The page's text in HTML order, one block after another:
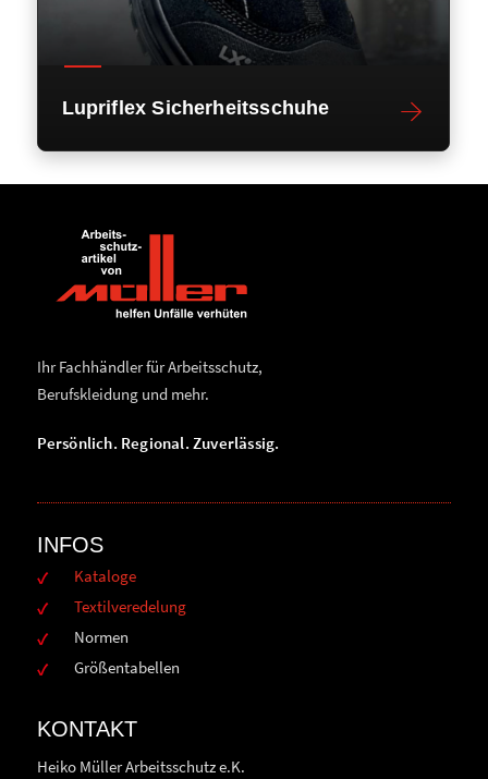
Lupriflex Sicherheitsschuhe
Ihr Fachhändler für Arbeitsschutz,
Berufskleidung und mehr.
Persönlich. Regional. Zuverlässig.
INFOS
Kataloge
Textilveredelung
Normen
Größentabellen
KONTAKT
Heiko Müller Arbeitsschutz e.K.